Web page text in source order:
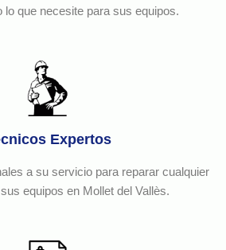
lo que necesite para sus equipos.
Expertos
a su servicio para reparar cualquier
equipos en Mollet del Vallès.